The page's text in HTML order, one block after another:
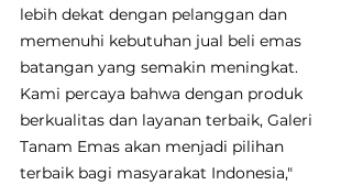
lebih dekat dengan pelanggan dan
memenuhi kebutuhan jual beli emas
batangan yang semakin meningkat.
Kami percaya bahwa dengan produk
berkualitas dan layanan terbaik, Galeri
Tanam Emas akan menjadi pilihan
terbaik bagi masyarakat Indonesia,"